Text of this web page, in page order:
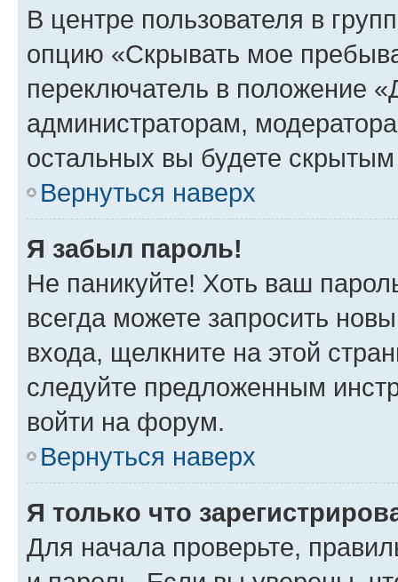
В центре пользователя в
опцию «Скрывать мое
переключатель в положение
администраторам,
остальных вы будете
Вернуться наверх
Я забыл пароль!
Не паникуйте! Хоть ваш
всегда можете запросить
входа, щелкните на этой
следуйте предложенным
войти на форум.
Вернуться наверх
Я только что
Для начала проверьте,